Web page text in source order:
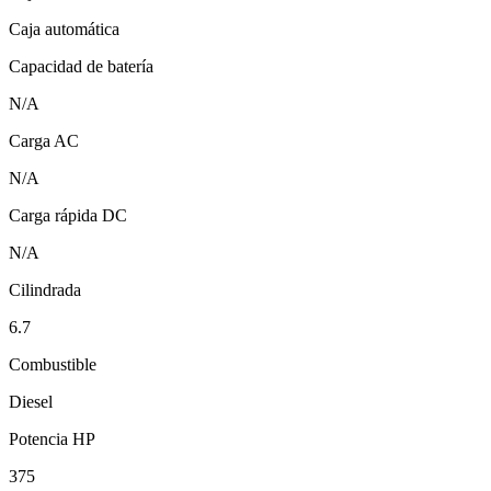
Caja automática
Capacidad de batería
N/A
Carga AC
N/A
Carga rápida DC
N/A
Cilindrada
6.7
Combustible
Diesel
Potencia HP
375